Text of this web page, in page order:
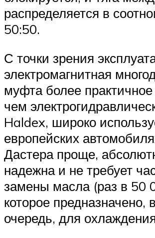
распределяется в
50:50.
С точки зрения
электромагнитная
муфта более
чем
Haldex, широко
европейских
Дастера проще,
надежна и не требует
замены масла (раз в 50
которое предназначено,
очередь, для